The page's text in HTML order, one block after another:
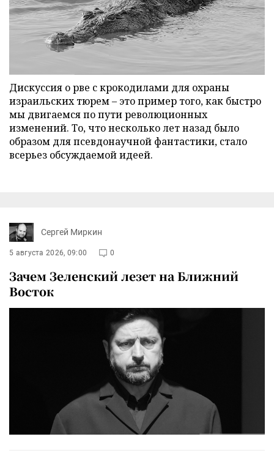
Дискуссия о рве с крокодилами для охраны
израильских тюрем – это пример того, как быстро
мы двигаемся по пути революционных
изменений. То, что несколько лет назад было
образом для псевдонаучной фантастики, стало
всерьез обсуждаемой идеей.
Сергей Миркин
5 августа 2026, 09:00 0
Зачем Зеленский лезет на Ближний
Восток